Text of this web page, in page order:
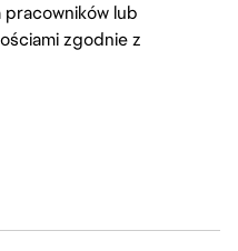
lub
zgodnie z